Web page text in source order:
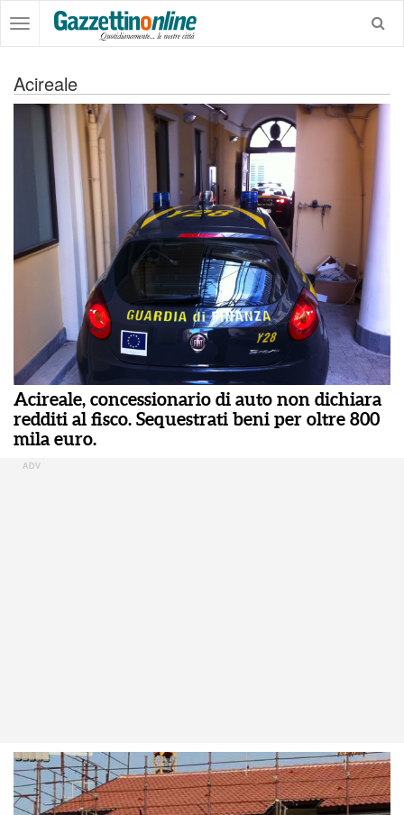
Acireale
Acireale, concessionario di auto non dichiara
redditi al fisco. Sequestrati beni per oltre 800
mila euro.